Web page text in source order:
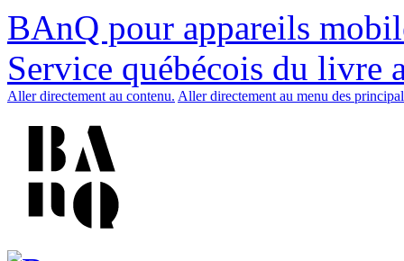
BAnQ pour appareils
Service québécois du livre
Aller directement au contenu. Aller directement au menu des